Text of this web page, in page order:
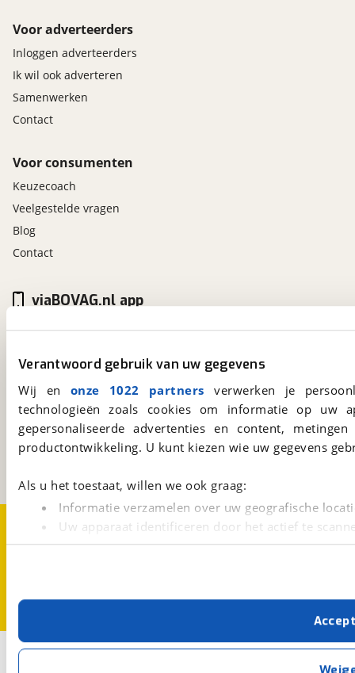
Verantwoord gebruik van uw gegevens
Wij en onze 1022 partners verwerken je
technologieën zoals cookies om informatie op
gepersonaliseerde advertenties en content,
productontwikkeling. U kunt kiezen wie uw gegevens
Als u het toestaat, willen we ook graag:
Informatie verzamelen over uw geografische
Uw apparaat identificeren door het actief te
Lees meer over hoe uw persoonlijke gegevens worden
Met cookies en vergelijkbare technieken zorgen we
cookies zorgen ervoor dat de website goed werkt.
verbeteren. We tonen je graag relevante advertenties
buiten onze website volgt – uiteraard op
2
Voor adverteerders
Inloggen adverteerders
Ik wil ook adverteren
Samenwerken
Contact
Voor consumenten
Keuzecoach
Veelgestelde vragen
Blog
Contact
viaBOVAG.nl
Kosterijland
15
3981 AJ Bunnik
Een initiatief van
viaBOVAG.nl app
Over viaBOVAG.nlDisclaimer- en Privacyverklaring